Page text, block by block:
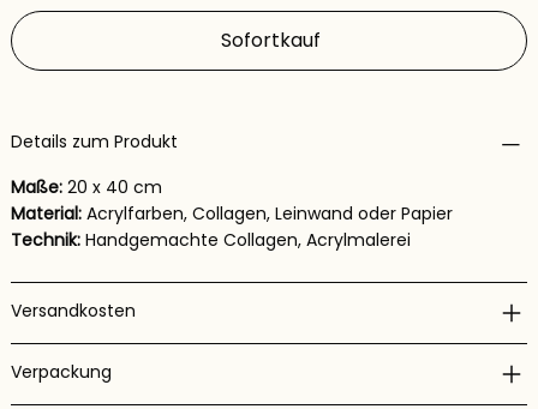
Sofortkauf
Details zum Produkt
Maße:20 x 40 cm
Material:Acrylfarben, Collagen, Leinwand oder Papier
Technik:Handgemachte Collagen, Acrylmalerei
Versandkosten
Verpackung